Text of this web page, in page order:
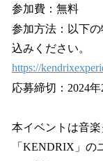
参加費：無料
参加方法：以下
込みください。
https://
応募締切：2024
本イベントは音
「KENDRIX」の